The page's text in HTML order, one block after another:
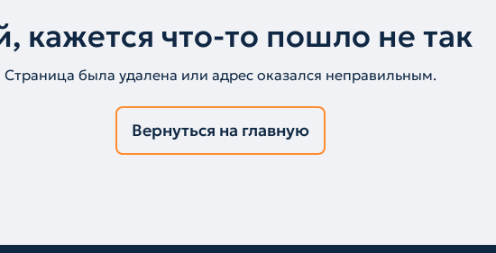
кажется что-то пошло не так
Страница была удалена или адрес оказался неправильным.
Вернуться на главную